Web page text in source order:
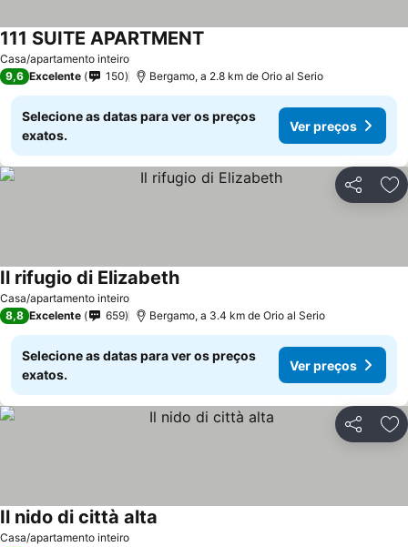
Casa/apartamento inteiro
111 SUITE APARTMENT
9,6 Excelente 150 Bergamo, a 2.8 km de Orio al Serio
Selecione as datas para ver os preços
exatos.
Ver preços
Partilhar
Casa/apartamento inteiro
Il rifugio di Elizabeth
8,8 Excelente 659 Bergamo, a 3.4 km de Orio al Serio
Selecione as datas para ver os preços
exatos.
Ver preços
Partilhar
Casa/apartamento inteiro
Il nido di città alta